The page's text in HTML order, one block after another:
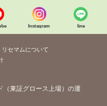
Instagram line
リセマムについて
（東証グロース上場）の運